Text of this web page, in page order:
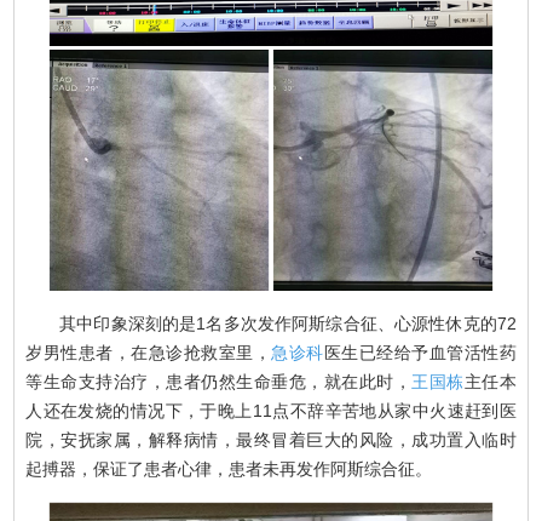
其中印象深刻的是1名多次发作阿斯综合征、心源性休克的72
岁男性患者，在急诊抢救室里，急诊科医生已经给予血管活性药
等生命支持治疗，患者仍然生命垂危，就在此时， 王国栋主任本
人还在发烧的情况下，于晚上11点不辞辛苦地从家中火速赶到医
院，安抚家属，解释病情，最终冒着巨大的风险，成功置入临时
起搏器，保证了患者心律，患者未再发作阿斯综合征。